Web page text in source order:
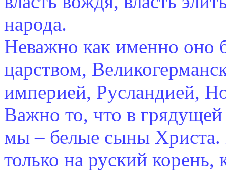
народа.
Неважно как именно оно
царством,
империей, Русландией,
Важно то, что в
мы – белые сыны Христа.
только на руский корень,